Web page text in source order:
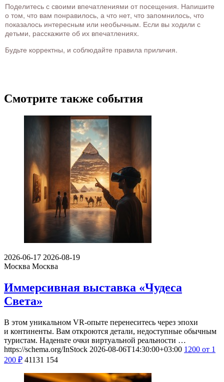
Поделитесь с своими впечатлениями от посещения. Напишите
о том, что вам понравилось, а что нет, что запомнилось, что
показалось интересным или необычным. Если вы ходили с
детьми, расскажите об их впечатлениях.
Будьте корректны, и соблюдайте правила приличия.
Смотрите также события
2026-06-17 2026-08-19
Москва Москва
Иммерсивная выставка «Чудеса
Света»
В этом уникальном VR-опыте перенеситесь через эпохи
и континенты. Вам откроются детали, недоступные обычным
туристам. Наденьте очки виртуальной реальности …
https://schema.org/InStock 2026-08-06T14:30:00+03:00 1200 от 1
200 ₽ 41131 154